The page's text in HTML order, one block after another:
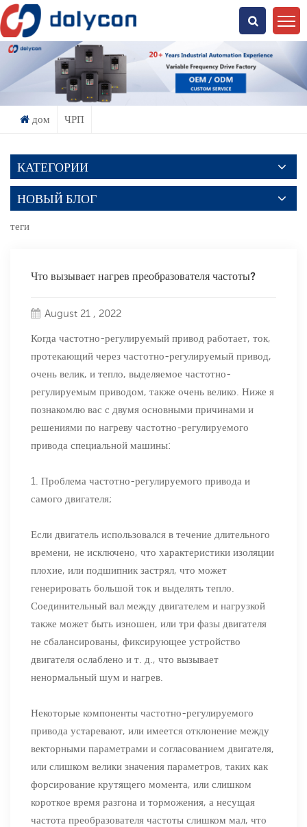
Что Ты Ищешь?
дом ЧРП
КАТЕГОРИИ
НОВЫЙ БЛОГ
теги
Что вызывает нагрев преобразователя частоты?
August 21 , 2022
Когда частотно-регулируемый привод работает, ток,
протекающий через частотно-регулируемый привод,
очень велик, и тепло, выделяемое частотно-
регулируемым приводом, также очень велико. Ниже я
познакомлю вас с двумя основными причинами и
решениями по нагреву частотно-регулируемого
привода специальной машины:
1. Проблема частотно-регулируемого привода и
самого двигателя;
Если двигатель использовался в течение длительного
времени, не исключено, что характеристики изоляции
плохие, или подшипник застрял, что может
генерировать большой ток и выделять тепло.
Соединительный вал между двигателем и нагрузкой
также может быть изношен, или три фазы двигателя
не сбалансированы, фиксирующее устройство
двигателя ослаблено и т. д., что вызывает
ненормальный шум и нагрев.
Некоторые компоненты частотно-регулируемого
привода устаревают, или имеется отклонение между
векторными параметрами и согласованием двигателя,
или слишком велики значения параметров, таких как
форсирование крутящего момента, или слишком
короткое время разгона и торможения, а несущая
частота преобразователя частоты слишком мал, что